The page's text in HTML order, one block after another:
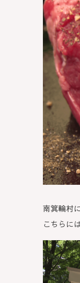
南箕輪村
こちらに